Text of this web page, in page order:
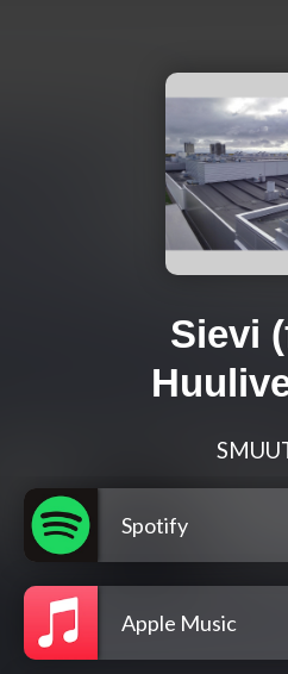
Sievi
Spotify
Apple Music